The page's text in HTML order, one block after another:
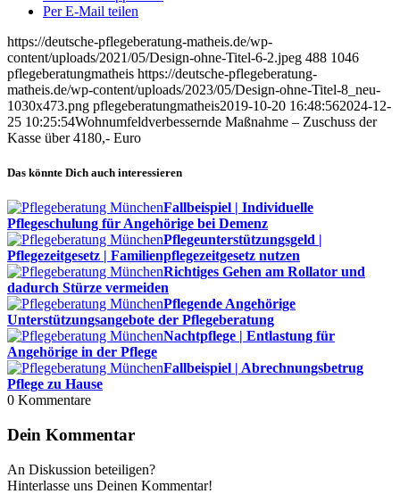
Per E-Mail teilen
https://deutsche-pflegeberatung-matheis.de/wp-
content/uploads/2021/05/Design-ohne-Titel-6-2.jpeg 488 1046
pflegeberatungmatheis https://deutsche-pflegeberatung-
matheis.de/wp-content/uploads/2023/05/Design-ohne-Titel-8_neu-
1030x473.png pflegeberatungmatheis2019-10-20 16:48:562024-12-
25 10:25:54Wohnumfeldverbessernde Maßnahme – Zuschuss der
Kasse über 4180,- Euro
Das könnte Dich auch interessieren
Fallbeispiel | Individuelle
Pflegeschulung für Angehörige bei Demenz
Pflegeunterstützungsgeld |
Pflegezeitgesetz | Familienpflegezeitgesetz nutzen
Richtiges Gehen am Rollator und
dadurch Stürze vermeiden
Pflegende Angehörige
Unterstützungsangebote der Pflegeberatung
Nachtpflege | Entlastung für
Angehörige in der Pflege
Fallbeispiel | Abrechnungsbetrug
Pflege zu Hause
0 Kommentare
Dein Kommentar
An Diskussion beteiligen?
Hinterlasse uns Deinen Kommentar!